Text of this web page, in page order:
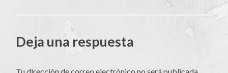
artículos
Deja una respuesta